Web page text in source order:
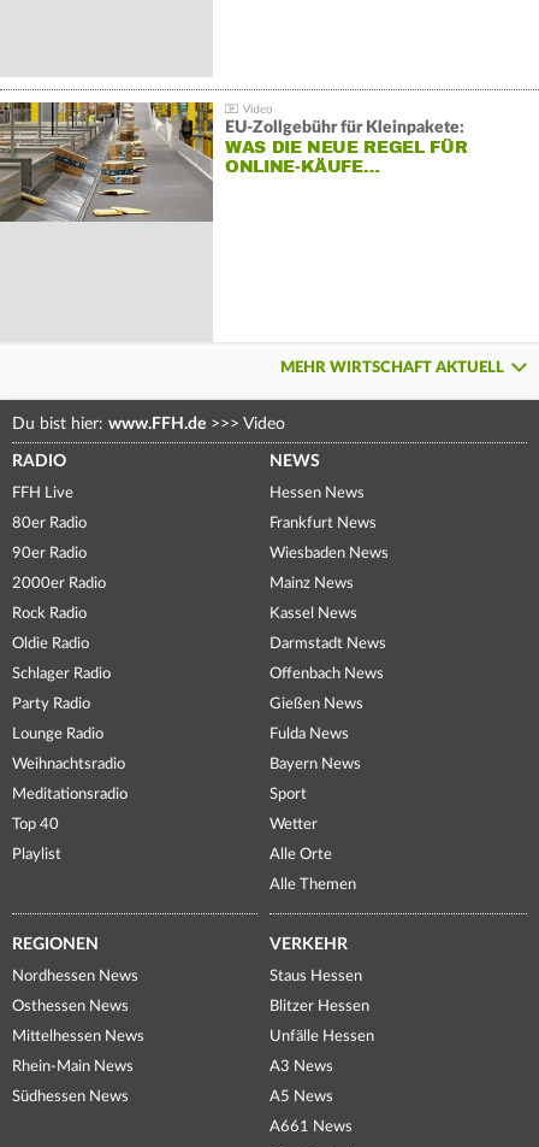
EU-Zollgebühr für Kleinpakete:
WAS DIE NEUE REGEL FÜR
ONLINE-KÄUFE…
MEHR WIRTSCHAFT AKTUELL
Du bist hier: www.FFH.de >>> Video
RADIO
FFH Live
80er Radio
90er Radio
2000er Radio
Rock Radio
Oldie Radio
Schlager Radio
Party Radio
Lounge Radio
Weihnachtsradio
Meditationsradio
Top 40
Playlist
NEWS
Hessen News
Frankfurt News
Wiesbaden News
Mainz News
Kassel News
Darmstadt News
Offenbach News
Gießen News
Fulda News
Bayern News
Sport
Wetter
Alle Orte
Alle Themen
REGIONEN
Nordhessen News
Osthessen News
Mittelhessen News
Rhein-Main News
Südhessen News
VERKEHR
Staus Hessen
Blitzer Hessen
Unfälle Hessen
A3 News
A5 News
A661 News